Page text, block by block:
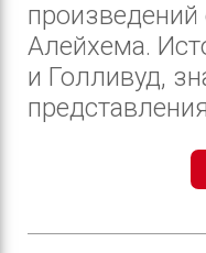
Алейхема.
и Голливуд,